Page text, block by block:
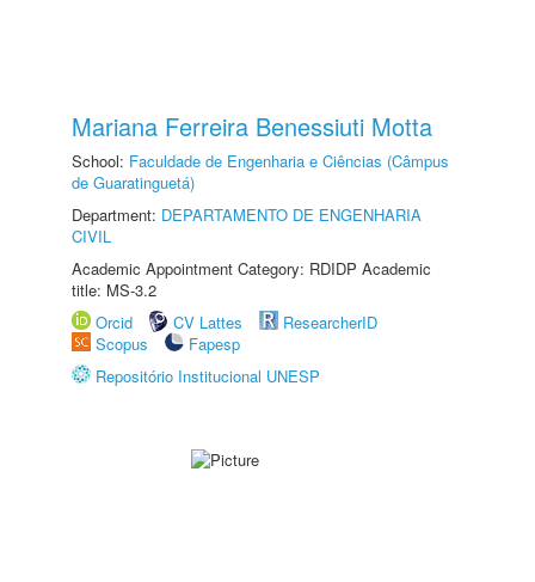
Mariana Ferreira Benessiuti Motta
School: Faculdade de Engenharia e Ciências (Câmpus
de Guaratinguetá)
Department: DEPARTAMENTO DE ENGENHARIA
CIVIL
Academic Appointment Category: RDIDP Academic
title: MS-3.2
Orcid
CV Lattes
ResearcherID
Scopus
Fapesp
Repositório Institucional UNESP